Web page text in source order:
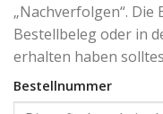
„Nachverfolgen“.
Bestellbeleg oder in
erhalten haben
Bestellnummer